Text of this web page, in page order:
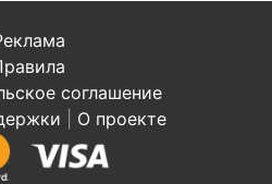
соглашение
О проекте